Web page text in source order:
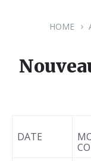
HOME
DATE